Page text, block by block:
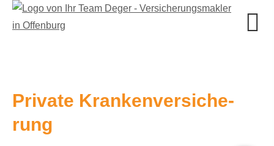
Private Kranken­ver­si­che­
rung